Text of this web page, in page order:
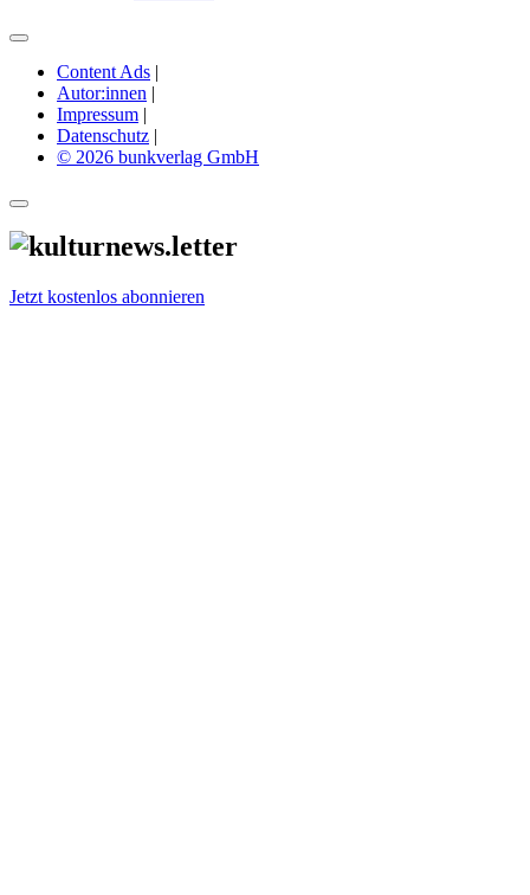
Content Ads |
Autor:innen |
Impressum |
Datenschutz |
© 2026 bunkverlag GmbH
Jetzt kostenlos abonnieren